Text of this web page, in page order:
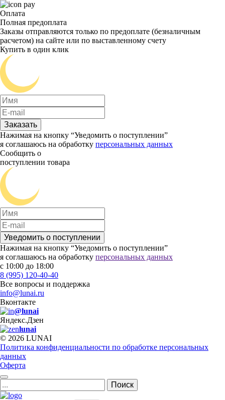
Оплата
Полная предоплата
Заказы отправляются только по предоплате (безналичным
расчетом) на сайте или по выставленному счету
Купить в один клик
Заказать
Нажимая на кнопку “Уведомить о поступлении”
я соглашаюсь на обработку персональных данных
Сообщить о
поступлении товара
Уведомить о поступлении
Нажимая на кнопку “Уведомить о поступлении”
я соглашаюсь на обработку персональных данных
с 10:00 до 18:00
8 (995) 120-40-40
Все вопросы и поддержка
info@lunai.ru
Вконтакте
@lunai
Яндекс.Дзен
lunai
© 2026 LUNAI
Политика конфиденциальности по обработке персональных
данных
Оферта